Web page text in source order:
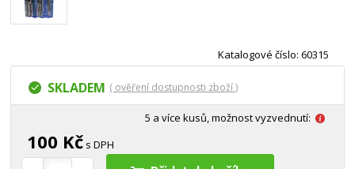
Katalogové číslo: 60315
SKLADEM ( ověření dostupnosti zboží )
5 a více kusů, možnost vyzvednutí:
100 Kč s DPH